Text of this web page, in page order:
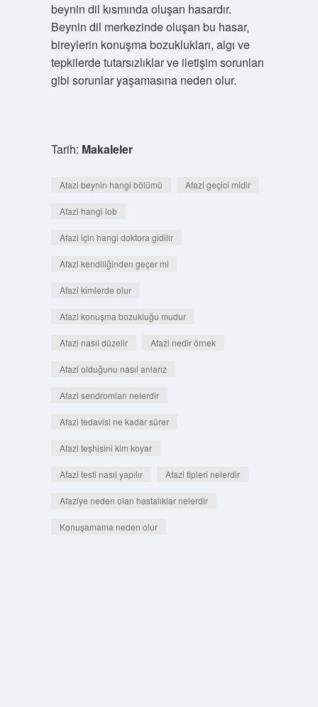
beynin dil kısmında oluşan hasardır.
Beynin dil merkezinde oluşan bu hasar,
bireylerin konuşma bozuklukları, algı ve
tepkilerde tutarsızlıklar ve iletişim sorunları
gibi sorunlar yaşamasına neden olur.
Tarih: Makaleler
Afazi beynin hangi bölümü Afazi geçici midir
Afazi hangi lob
Afazi için hangi doktora gidilir
Afazi kendiliğinden geçer mi
Afazi kimlerde olur
Afazi konuşma bozukluğu mudur
Afazi nasıl düzelir Afazi nedir örnek
Afazi olduğunu nasıl anlarız
Afazi sendromları nelerdir
Afazi tedavisi ne kadar sürer
Afazi teşhisini kim koyar
Afazi testi nasıl yapılır Afazi tipleri nelerdir
Afaziye neden olan hastalıklar nelerdir
Konuşamama neden olur